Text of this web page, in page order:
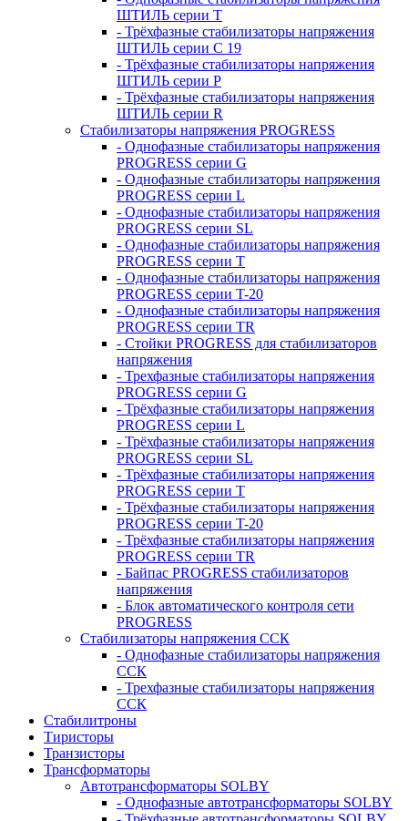
ШТИЛЬ серии T
- Трёхфазные стабилизаторы напряжения
ШТИЛЬ серии C 19
- Трёхфазные стабилизаторы напряжения
ШТИЛЬ серии P
- Трёхфазные стабилизаторы напряжения
ШТИЛЬ серии R
Стабилизаторы напряжения PROGRESS
- Однофазные стабилизаторы напряжения
PROGRESS серии G
- Однофазные стабилизаторы напряжения
PROGRESS серии L
- Однофазные стабилизаторы напряжения
PROGRESS серии SL
- Однофазные стабилизаторы напряжения
PROGRESS серии T
- Однофазные стабилизаторы напряжения
PROGRESS серии T-20
- Однофазные стабилизаторы напряжения
PROGRESS серии TR
- Стойки PROGRESS для стабилизаторов
напряжения
- Трехфазные стабилизаторы напряжения
PROGRESS серии G
- Трёхфазные стабилизаторы напряжения
PROGRESS серии L
- Трёхфазные стабилизаторы напряжения
PROGRESS серии SL
- Трёхфазные стабилизаторы напряжения
PROGRESS серии T
- Трёхфазные стабилизаторы напряжения
PROGRESS серии T-20
- Трёхфазные стабилизаторы напряжения
PROGRESS серии TR
- Байпас PROGRESS стабилизаторов
напряжения
- Блок автоматического контроля сети
PROGRESS
Стабилизаторы напряжения ССК
- Однофазные стабилизаторы напряжения
ССК
- Трехфазные стабилизаторы напряжения
ССК
Стабилитроны
Тиристоры
Транзисторы
Трансформаторы
Автотрансформаторы SOLBY
- Однофазные автотрансформаторы SOLBY